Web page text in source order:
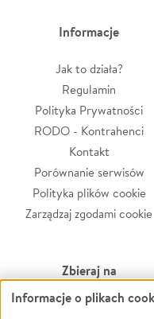
Informacje
Jak to działa?
Regulamin
Polityka Prywatności
RODO - Kontrahenci
Kontakt
Porównanie serwisów
Polityka plików cookie
Zarządzaj zgodami cookie
Zbieraj na
Leczenie
Informacje o plikach